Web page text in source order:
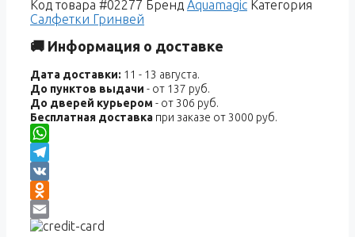
Код товара #02277 Бренд Aquamagic Категория
Салфетки Гринвей
🚚 Информация о доставке
Дата доставки: 11 - 13 августа.
До пунктов выдачи - от 137 руб.
До дверей курьером - от 306 руб.
Бесплатная доставка при заказе от 3000 руб.
WhatsApp
Telegram
VK
Odnoklassniki
Email